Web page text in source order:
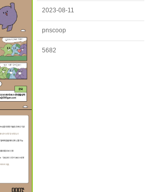
2023-08-11
pnscoop
5682